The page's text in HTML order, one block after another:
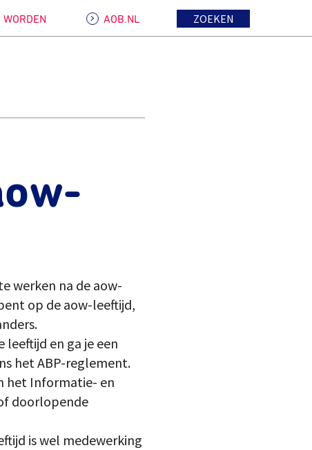
WORDEN AOB.NL ZOEKEN
werken na de aow-
op de aow-leeftijd,
en ga je een
het ABP-reglement.
het Informatie- en
doorlopende
is wel medewerking